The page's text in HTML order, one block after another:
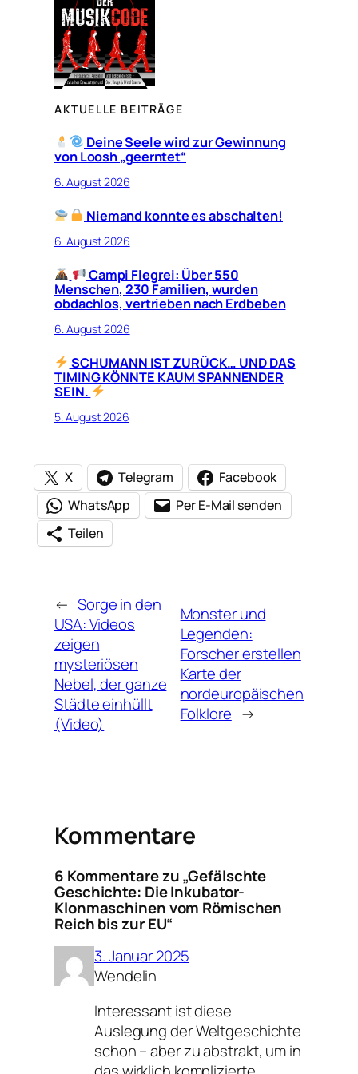
AKTUELLE BEITRÄGE
Deine Seele wird zur Gewinnung
von Loosh „geerntet“
6. August 2026
Niemand konnte es abschalten!
6. August 2026
Campi Flegrei: Über 550
Menschen, 230 Familien, wurden
obdachlos, vertrieben nach Erdbeben
6. August 2026
SCHUMANN IST ZURÜCK… UND DAS
TIMING KÖNNTE KAUM SPANNENDER
SEIN.
5. August 2026
X Telegram
Facebook
WhatsApp
Per E-Mail senden
Teilen
← Sorge in den
USA: Videos
zeigen
mysteriösen
Nebel, der ganze
Städte einhüllt
(Video)
Monster und
Legenden:
Forscher erstellen
Karte der
nordeuropäischen
Folklore →
Kommentare
6 Kommentare zu „Gefälschte
Geschichte: Die Inkubator-
Klonmaschinen vom Römischen
Reich bis zur EU“
3. Januar 2025
Wendelin
Interessant ist diese
Auslegung der Weltgeschichte
schon – aber zu abstrakt, um in